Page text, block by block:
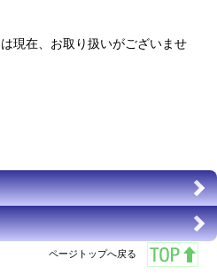
現在、お取り扱いがございませ
ページトップへ戻る